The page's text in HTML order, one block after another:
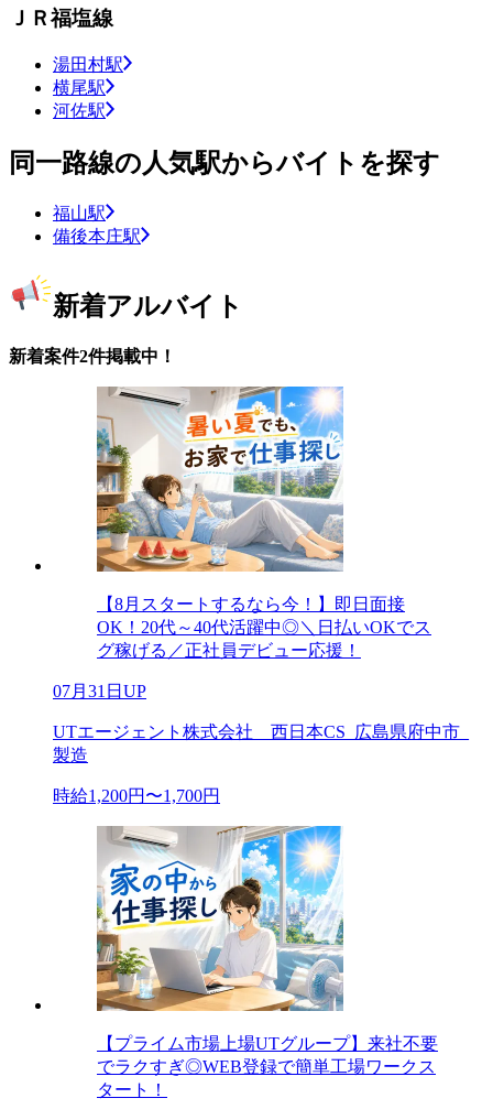
ＪＲ福塩線
湯田村駅
横尾駅
河佐駅
同一路線の人気駅からバイトを探す
福山駅
備後本庄駅
新着アルバイト
新着案件2件掲載中！
【8月スタートするなら今！】即日面接
OK！20代～40代活躍中◎＼日払いOKでス
グ稼げる／正社員デビュー応援！
07月31日UP
UTエージェント株式会社 西日本CS_広島県府中市_
製造
時給1,200円〜1,700円
【プライム市場上場UTグループ】来社不要
でラクすぎ◎WEB登録で簡単工場ワークス
タート！